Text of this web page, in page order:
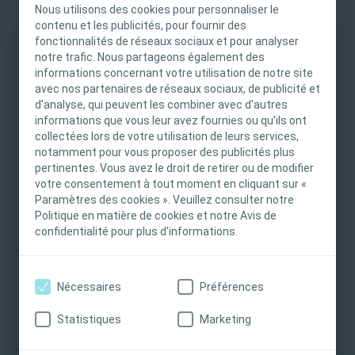
Nous utilisons des cookies pour personnaliser le
contenu et les publicités, pour fournir des
fonctionnalités de réseaux sociaux et pour analyser
notre trafic. Nous partageons également des
informations concernant votre utilisation de notre site
avec nos partenaires de réseaux sociaux, de publicité et
d'analyse, qui peuvent les combiner avec d'autres
informations que vous leur avez fournies ou qu'ils ont
collectées lors de votre utilisation de leurs services,
notamment pour vous proposer des publicités plus
pertinentes. Vous avez le droit de retirer ou de modifier
votre consentement à tout moment en cliquant sur «
Paramètres des cookies ». Veuillez consulter notre
Politique en matière de cookies et notre Avis de
confidentialité pour plus d'informations.
Nécessaires Préférences
Statistiques Marketing
INFORMATION IMPORTANTE
Ce site est destiné uniquement aux
professionnels de santé français tels que définis
dans le Code de la santé publique français. Le
contenu du site est destiné à l’information et
l’éducation et peut ne pas être adapté à toutes
les juridictions. Coloplast ne fournit pas de
conseils médicaux. Le professionnel de santé est
seul responsable du choix du traitement pour les
les instructions d'utilisation, contre-indications,
consulter le mode d'emploi (IFU) du produit avant
pourra vous remettre des kits de
sortie pour vos patients :